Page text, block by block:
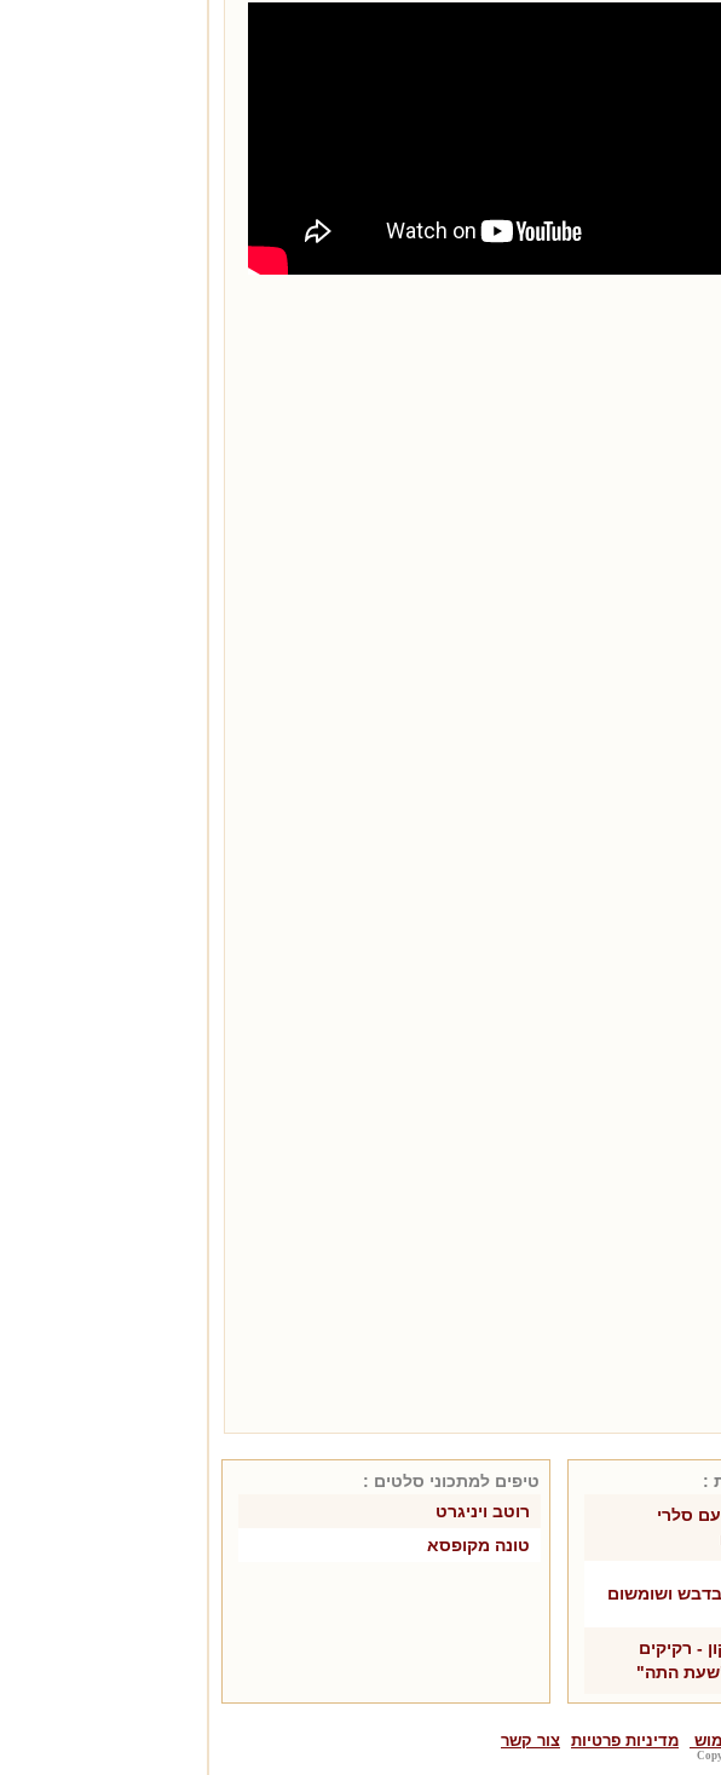
:
סלרי
בדבש ושומשום
- רקיקים
התה"
טיפים למתכוני סלטים :
רוטב ויניגרט
טונה מקופסא
מדיניות פרטיות צור קשר